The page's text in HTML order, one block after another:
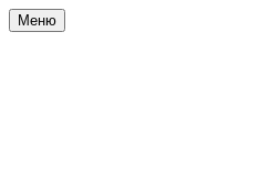
Меню